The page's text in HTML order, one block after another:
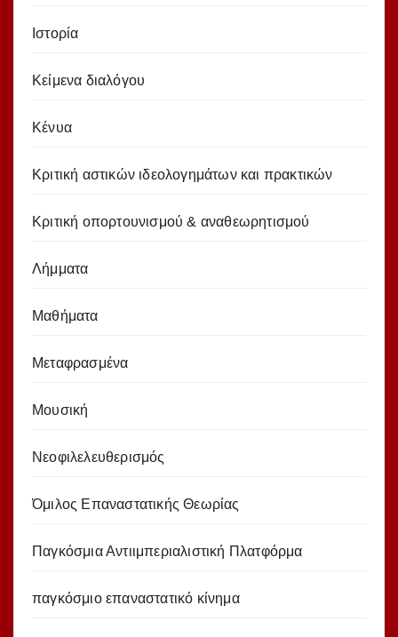
Ιστορία
Κείμενα διαλόγου
Κένυα
Κριτική αστικών ιδεολογημάτων και πρακτικών
Κριτική οπορτουνισμού & αναθεωρητισμού
Λήμματα
Μαθήματα
Μεταφρασμένα
Μουσική
Νεοφιλελευθερισμός
Όμιλος Επαναστατικής Θεωρίας
Παγκόσμια Αντιιμπεριαλιστική Πλατφόρμα
παγκόσμιο επαναστατικό κίνημα